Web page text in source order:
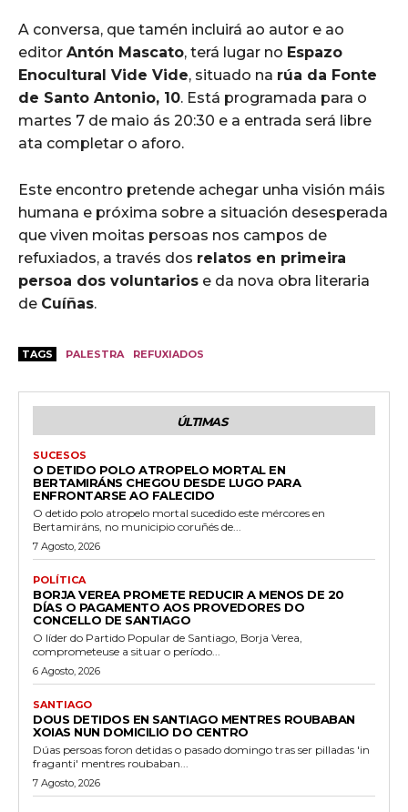
A conversa, que tamén incluirá ao autor e ao
editor Antón Mascato, terá lugar no Espazo
Enocultural Vide Vide, situado na rúa da Fonte
de Santo Antonio, 10. Está programada para o
martes 7 de maio ás 20:30 e a entrada será libre
ata completar o aforo.
Este encontro pretende achegar unha visión máis
humana e próxima sobre a situación desesperada
que viven moitas persoas nos campos de
refuxiados, a través dos relatos en primeira
persoa dos voluntarios e da nova obra literaria
de Cuíñas.
TAGS PALESTRA REFUXIADOS
ÚLTIMAS
SUCESOS
O DETIDO POLO ATROPELO MORTAL EN
BERTAMIRÁNS CHEGOU DESDE LUGO PARA
ENFRONTARSE AO FALECIDO
O detido polo atropelo mortal sucedido este mércores en
Bertamiráns, no municipio coruñés de...
7 Agosto, 2026
POLÍTICA
BORJA VEREA PROMETE REDUCIR A MENOS DE 20
DÍAS O PAGAMENTO AOS PROVEDORES DO
CONCELLO DE SANTIAGO
O líder do Partido Popular de Santiago, Borja Verea,
comprometeuse a situar o período...
6 Agosto, 2026
SANTIAGO
DOUS DETIDOS EN SANTIAGO MENTRES ROUBABAN
XOIAS NUN DOMICILIO DO CENTRO
Dúas persoas foron detidas o pasado domingo tras ser pilladas 'in
fraganti' mentres roubaban...
7 Agosto, 2026